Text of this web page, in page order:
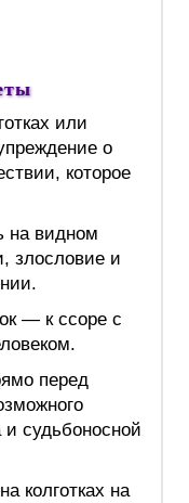
или
о
которое
на видном
злословие и
— к ссоре с
перед
и судьбоносной
колготках на